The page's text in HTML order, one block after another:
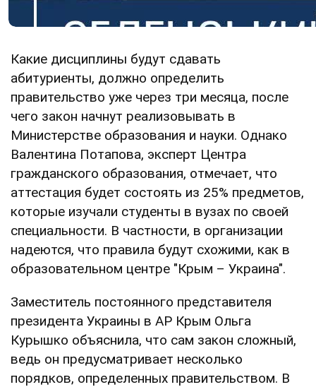
Какие дисциплины будут сдавать
абитуриенты, должно определить
правительство уже через три месяца, после
чего закон начнут реализовывать в
Министерстве образования и науки. Однако
Валентина Потапова, эксперт Центра
гражданского образования, отмечает, что
аттестация будет состоять из 25% предметов,
которые изучали студенты в вузах по своей
специальности. В частности, в организации
надеются, что правила будут схожими, как в
образовательном центре "Крым – Украина".
Заместитель постоянного представителя
президента Украины в АР Крым Ольга
Курышко объяснила, что сам закон сложный,
ведь он предусматривает несколько
порядков, определенных правительством. В